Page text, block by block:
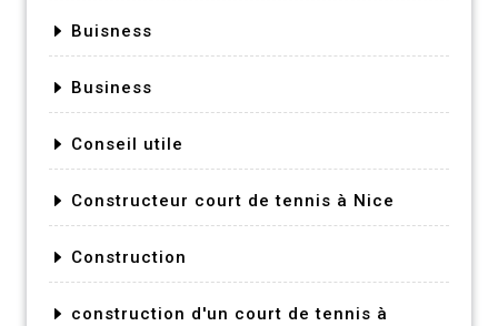
Buisness
Business
Conseil utile
Constructeur court de tennis à Nice
Construction
construction d'un court de tennis à